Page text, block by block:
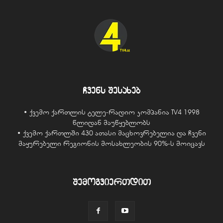
ჩვენს შესახებ
• ქვემო ქართლის ტელე-რადიო კომპანია TV4 1998
წლიდან მაუწყებლობს
• ქვემო ქართლში 430 ათასი მაცხოვრებელია და ჩვენი
მაყურებელი რეგიონის მოსახლეობის 90%-ს მოიცავს
შემოგვიერთდით